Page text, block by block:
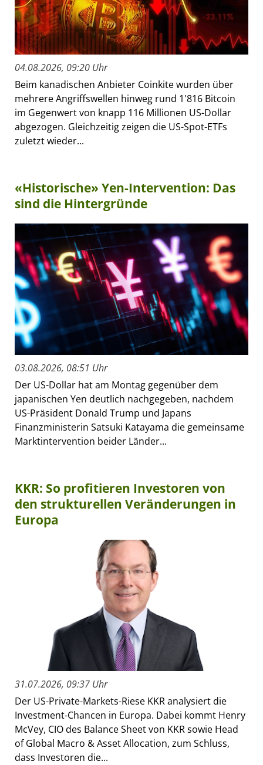
04.08.2026, 09:20 Uhr
Beim kanadischen Anbieter Coinkite wurden über
mehrere Angriffswellen hinweg rund 1'816 Bitcoin
im Gegenwert von knapp 116 Millionen US-Dollar
abgezogen. Gleichzeitig zeigen die US-Spot-ETFs
zuletzt wieder...
«Historische» Yen-Intervention: Das
sind die Hintergründe
03.08.2026, 08:51 Uhr
Der US-Dollar hat am Montag gegenüber dem
japanischen Yen deutlich nachgegeben, nachdem
US-Präsident Donald Trump und Japans
Finanzministerin Satsuki Katayama die gemeinsame
Marktintervention beider Länder...
KKR: So profitieren Investoren von
den strukturellen Veränderungen in
Europa
31.07.2026, 09:37 Uhr
Der US-Private-Markets-Riese KKR analysiert die
Investment-Chancen in Europa. Dabei kommt Henry
McVey, CIO des Balance Sheet von KKR sowie Head
of Global Macro & Asset Allocation, zum Schluss,
dass Investoren die...